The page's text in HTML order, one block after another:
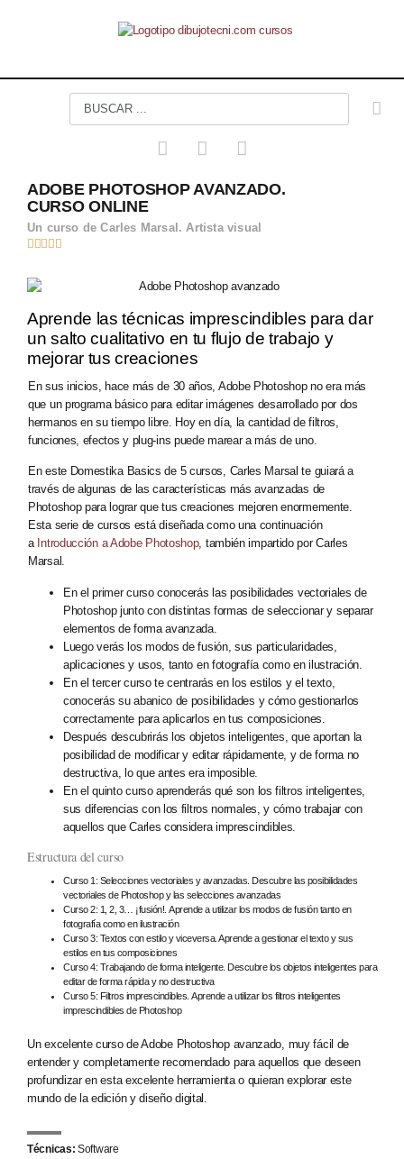
ADOBE PHOTOSHOP AVANZADO.
CURSO ONLINE
Un curso de Carles Marsal. Artista visual
    
Aprende las técnicas imprescindibles para dar
un salto cualitativo en tu flujo de trabajo y
mejorar tus creaciones
En sus inicios, hace más de 30 años, Adobe Photoshop no era más
que un programa básico para editar imágenes desarrollado por dos
hermanos en su tiempo libre. Hoy en día, la cantidad de filtros,
funciones, efectos y plug-ins puede marear a más de uno.
En este Domestika Basics de 5 cursos, Carles Marsal te guiará a
través de algunas de las características más avanzadas de
Photoshop para lograr que tus creaciones mejoren enormemente.
Esta serie de cursos está diseñada como una continuación
a Introducción a Adobe Photoshop, también impartido por Carles
Marsal.
En el primer curso conocerás las posibilidades vectoriales de
Photoshop junto con distintas formas de seleccionar y separar
elementos de forma avanzada.
Luego verás los modos de fusión, sus particularidades,
aplicaciones y usos, tanto en fotografía como en ilustración.
En el tercer curso te centrarás en los estilos y el texto,
conocerás su abanico de posibilidades y cómo gestionarlos
correctamente para aplicarlos en tus composiciones.
Después descubrirás los objetos inteligentes, que aportan la
posibilidad de modificar y editar rápidamente, y de forma no
destructiva, lo que antes era imposible.
En el quinto curso aprenderás qué son los filtros inteligentes,
sus diferencias con los filtros normales, y cómo trabajar con
aquellos que Carles considera imprescindibles.
Estructura del curso
Curso 1: Selecciones vectoriales y avanzadas. Descubre las posibilidades
vectoriales de Photoshop y las selecciones avanzadas
Curso 2: 1, 2, 3… ¡fusión!. Aprende a utilizar los modos de fusión tanto en
fotografía como en ilustración
Curso 3: Textos con estilo y viceversa. Aprende a gestionar el texto y sus
estilos en tus composiciones
Curso 4: Trabajando de forma inteligente. Descubre los objetos inteligentes para
editar de forma rápida y no destructiva
Curso 5: Filtros imprescindibles. Aprende a utilizar los filtros inteligentes
imprescindibles de Photoshop
Un excelente curso de Adobe Photoshop avanzado, muy fácil de
entender y completamente recomendado para aquellos que deseen
profundizar en esta excelente herramienta o quieran explorar este
mundo de la edición y diseño digital.
Técnicas: Software